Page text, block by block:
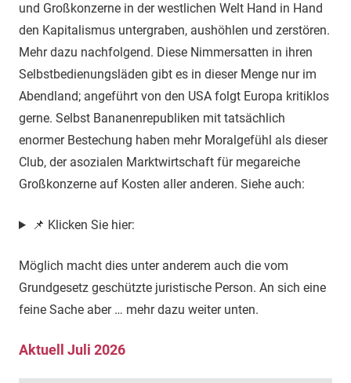
und Großkonzerne in der westlichen Welt Hand in Hand
den Kapitalismus untergraben, aushöhlen und zerstören.
Mehr dazu nachfolgend. Diese Nimmersatten in ihren
Selbstbedienungsläden gibt es in dieser Menge nur im
Abendland; angeführt von den USA folgt Europa kritiklos
gerne. Selbst Bananenrepubliken mit tatsächlich
enormer Bestechung haben mehr Moralgefühl als dieser
Club, der asozialen Marktwirtschaft für megareiche
Großkonzerne auf Kosten aller anderen. Siehe auch:
📌 Klicken Sie hier:
Möglich macht dies unter anderem auch die vom
Grundgesetz geschützte juristische Person. An sich eine
feine Sache aber … mehr dazu weiter unten.
Aktuell Juli 2026